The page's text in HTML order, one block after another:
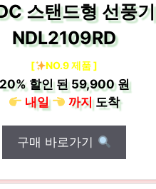
스탠드형 선풍기
NDL2109RD
[ NO.9 제품 ]
20%할인 된59,900 원
내일
까지도착
구매 바로가기